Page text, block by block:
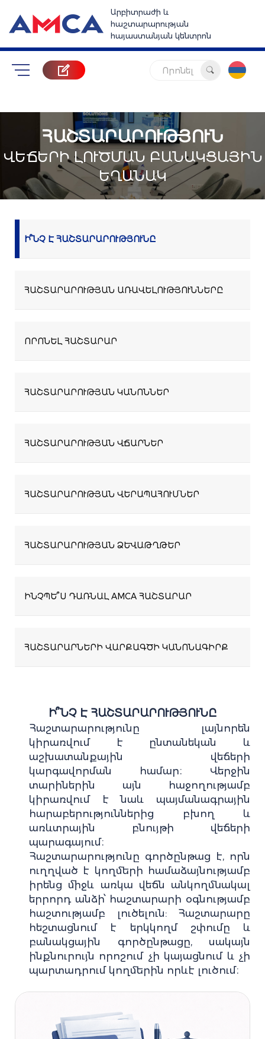
Արբիտրաժի և
հաշտարարության
հայաստանյան կենտրոն
Որոնել
ՀԱՇՏԱՐԱՐՈՒԹՅՈՒՆ
ՎԵՃԵՐԻ ԼՈՒԾՄԱՆ ԲԱՆԱԿՑԱՅԻՆ
ԵՂԱՆԱԿ
Ի՞ՆՉ Է ՀԱՇՏԱՐԱՐՈՒԹՅՈՒՆԸ
ՀԱՇՏԱՐԱՐՈՒԹՅԱՆ ԱՌԱՎԵԼՈՒԹՅՈՒՆՆԵՐԸ
ՈՐՈՆԵԼ ՀԱՇՏԱՐԱՐ
ՀԱՇՏԱՐԱՐՈՒԹՅԱՆ ԿԱՆՈՆՆԵՐ
ՀԱՇՏԱՐԱՐՈՒԹՅԱՆ ՎՃԱՐՆԵՐ
ՀԱՇՏԱՐԱՐՈՒԹՅԱՆ ՎԵՐԱՊԱՀՈՒՄՆԵՐ
ՀԱՇՏԱՐԱՐՈՒԹՅԱՆ ՁԵՒԱԹՂԹԵՐ
ԻՆՉՊԵ՞Ս ԴԱՌՆԱԼ AMCA ՀԱՇՏԱՐԱՐ
ՀԱՇՏԱՐԱՐՆԵՐԻ ՎԱՐՔԱԳԾԻ ԿԱՆՈՆԱԳԻՐՔ
Ի՞ՆՉ Է ՀԱՇՏԱՐԱՐՈՒԹՅՈՒՆԸ
Հաշտարարությունը լայնորեն
կիրառվում է ընտանեկան և
աշխատանքային վեճերի
կարգավորման համար։ Վերջին
տարիներին այն հաջողությամբ
կիրառվում է նաև պայմանագրային
հարաբերություններից բխող և
առևտրային բնույթի վեճերի
պարագայում։
Հաշտարարությունը գործընթաց է, որն
ուղղված է կողմերի համաձայնությամբ
իրենց միջև առկա վեճն անկողմնակալ
երրորդ անձի՝ հաշտարարի օգնությամբ
հաշտությամբ լուծելուն: Հաշտարարը
հեշտացնում է երկկողմ շփումը և
բանակցային գործընթացը, սակայն
ինքնուրույն որոշում չի կայացնում և չի
պարտադրում կողմերին որևէ լուծում։